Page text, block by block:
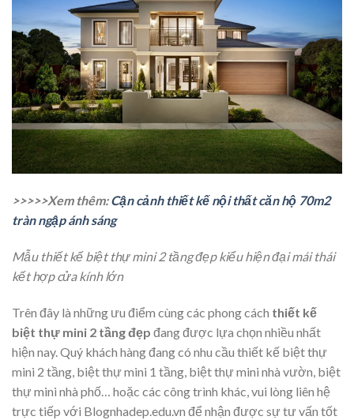
>>>>>Xem thêm:Cận cảnh thiết kế nội thất căn hộ 70m2
tràn ngập ánh sáng
Mẫu thiết kế biệt thự mini 2 tầng đẹp kiểu hiện đại mái thái
kết hợp cửa kính lớn
Trên đây là những ưu điểm cùng các phong cách thiết kế
biệt thự mini 2 tầng đẹp đang được lựa chọn nhiều nhất
hiện nay. Quý khách hàng đang có nhu cầu thiết kế biệt thự
mini 2 tầng, biệt thự mini 1 tầng, biệt thự mini nhà vườn, biệt
thự mini nhà phố… hoặc các công trình khác, vui lòng liên hệ
trực tiếp với Blognhadep.edu.vn để nhận được sự tư vấn tốt